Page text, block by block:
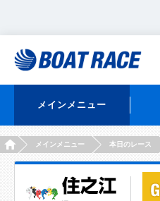
メインメニュー
HOMEメインメニュー 本日のレース